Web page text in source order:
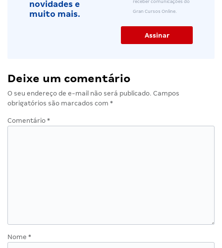
novidades e
muito mais.
receber comunicações do
Gran Cursos Online.
Deixe um comentário
O seu endereço de e-mail não será publicado. Campos
obrigatórios são marcados com *
Comentário *
Nome *